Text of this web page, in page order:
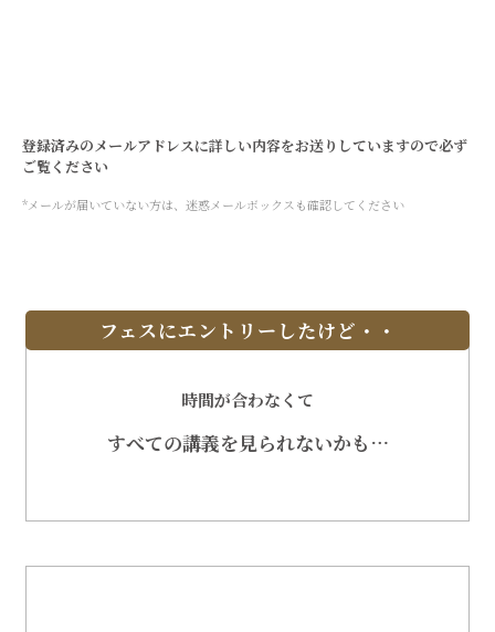
登録済みのメールアドレスに詳しい内容をお送りしていますので必ず
ご覧ください
*メールが届いていない方は、迷惑メールボックスも確認してください
フェスにエントリーしたけど・・
時間が合わなくて
すべての講義を見られないかも…